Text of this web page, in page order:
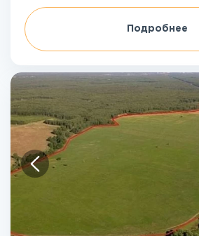
Подробнее